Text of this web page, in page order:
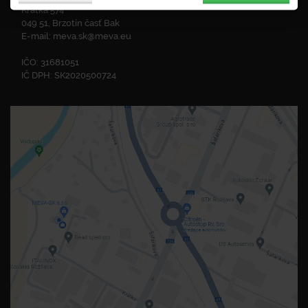
Krátka 574
049 51, Brzotín časť Bak
E-mail: meva.sk@meva.eu
IČO: 31681051
IČ DPH: SK2020500724